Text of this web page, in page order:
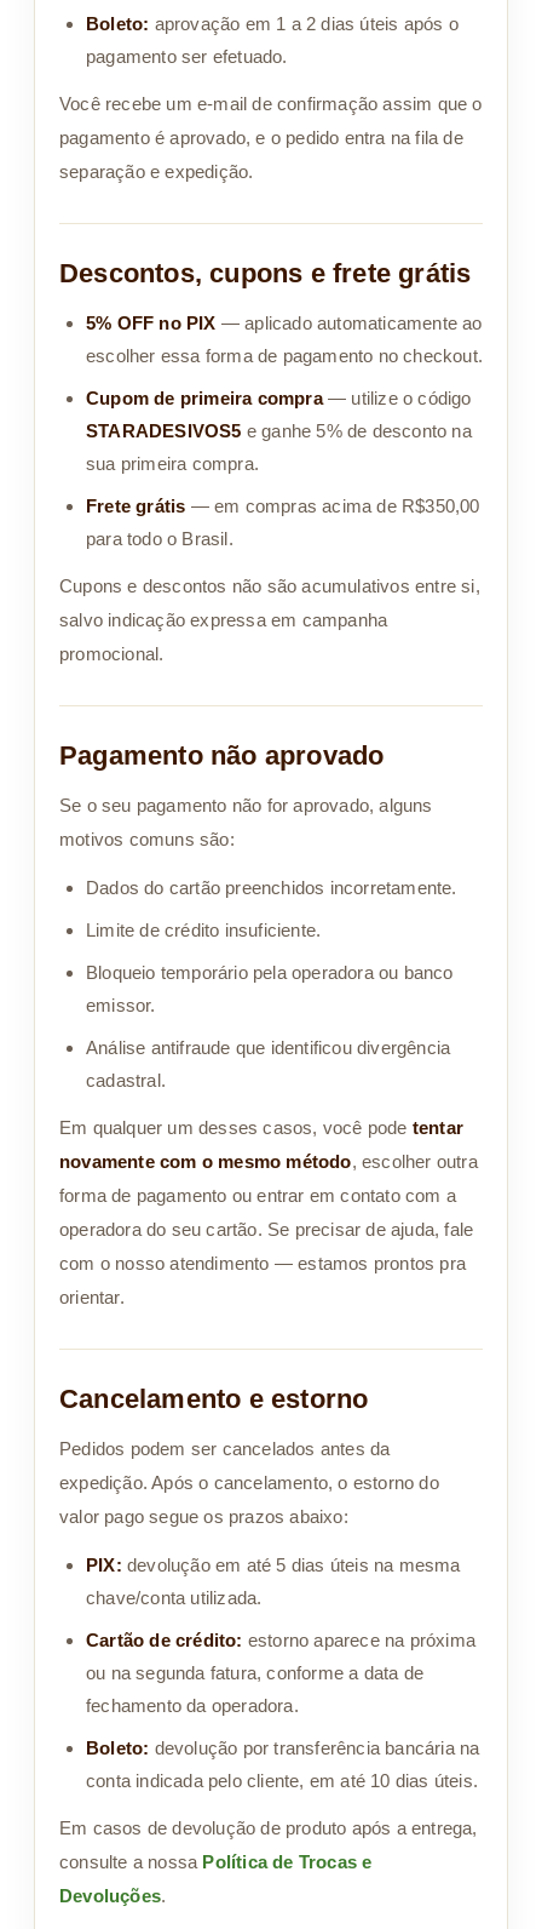
Boleto: aprovação em 1 a 2 dias úteis após o
pagamento ser efetuado.
Você recebe um e-mail de confirmação assim que o
pagamento é aprovado, e o pedido entra na fila de
separação e expedição.
Descontos, cupons e frete grátis
5% OFF no PIX — aplicado automaticamente ao
escolher essa forma de pagamento no checkout.
Cupom de primeira compra— utilize o código
STARADESIVOS5 e ganhe 5% de desconto na
sua primeira compra.
Frete grátis — em compras acima de R$350,00
para todo o Brasil.
Cupons e descontos não são acumulativos entre si,
salvo indicação expressa em campanha
promocional.
Pagamento não aprovado
Se o seu pagamento não for aprovado, alguns
motivos comuns são:
Dados do cartão preenchidos incorretamente.
Limite de crédito insuficiente.
Bloqueio temporário pela operadora ou banco
emissor.
Análise antifraude que identificou divergência
cadastral.
Em qualquer um desses casos, você pode tentar
novamente com o mesmo método, escolher outra
forma de pagamento ou entrar em contato com a
operadora do seu cartão. Se precisar de ajuda, fale
com o nosso atendimento — estamos prontos pra
orientar.
Cancelamento e estorno
Pedidos podem ser cancelados antes da
expedição. Após o cancelamento, o estorno do
valor pago segue os prazos abaixo:
PIX: devolução em até 5 dias úteis na mesma
chave/conta utilizada.
Cartão de crédito: estorno aparece na próxima
ou na segunda fatura, conforme a data de
fechamento da operadora.
Boleto: devolução por transferência bancária na
conta indicada pelo cliente, em até 10 dias úteis.
Em casos de devolução de produto após a entrega,
consulte a nossa Política de Trocas e
Devoluções.